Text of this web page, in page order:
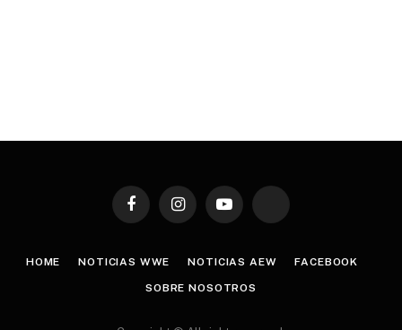
FacebookInstagramYouTube TikTok
HOME NOTICIAS WWE NOTICIAS AEW FACEBOOK
SOBRE NOSOTROS